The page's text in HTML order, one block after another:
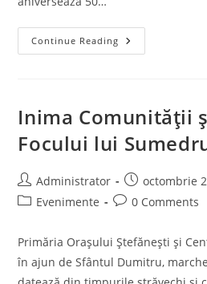
Continue Reading Spectacolul
De
Ștefănești’’
Inima Comunității
Focului lui
Post
author:
Administrator
Post
published:
octombrie
PostEvenimente
Post0 Comments
Primăria Orașului Ștefănești și
în ajun de Sfântul Dumitru,